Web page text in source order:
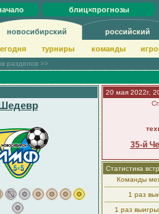
блиц×прогнозы
новосибирский российский
турниры команды
разделов >>
20 мая 2022г,
35-й
Статистика
Команды
1 раз
1 раз